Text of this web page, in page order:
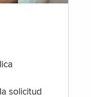
solicitud